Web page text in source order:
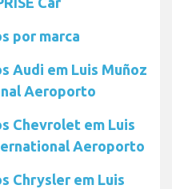
por marca
Audi em Luis Muñoz
Aeroporto
Chevrolet em Luis
Aeroporto
Chrysler em Luis